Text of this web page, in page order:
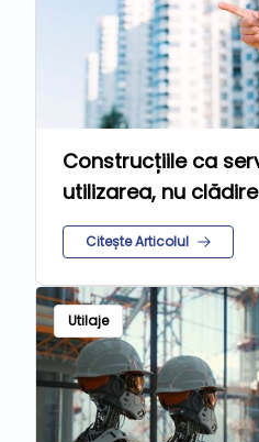
Construcțiile ca
utilizarea, nu
Citește Articolul
Utilaje